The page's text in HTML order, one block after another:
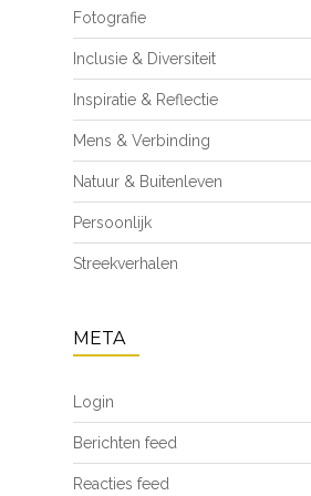
Fotografie
Inclusie & Diversiteit
Inspiratie & Reflectie
Mens & Verbinding
Natuur & Buitenleven
Persoonlijk
Streekverhalen
META
Login
Berichten feed
Reacties feed